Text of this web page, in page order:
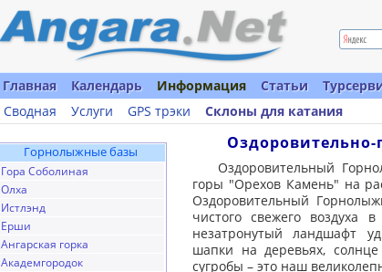
Главная Календарь Информация Статьи
Сводная
Услуги GPS трэки Склоны для катания
Горнолыжные базы
Гора Соболиная
Олха
Истлэнд
Ерши
Ангарская горка
Академгородок
Оздоровительный
горы "Орехов Камень" на
Оздоровительный
чистого свежего воздуха
незатронутый ландшафт
шапки на деревьях,
сугробы – это наш